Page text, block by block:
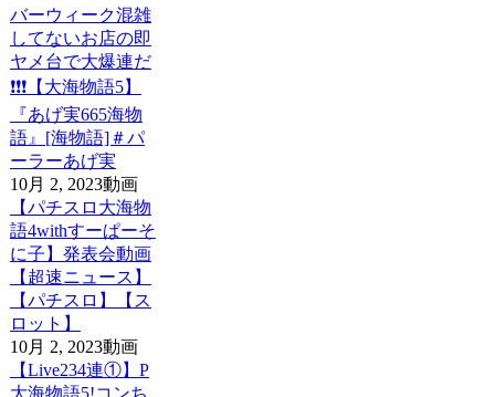
バーウィーク混雑
してないお店の即
ヤメ台で大爆連だ
❗❗❗【大海物語5】
『あげ実665海物
語』[海物語]＃パ
ーラーあげ実
10月 2, 2023動画
【パチスロ大海物
語4withすーぱーそ
に子】発表会動画
【超速ニュース】
【パチスロ】【ス
ロット】
10月 2, 2023動画
【Live234連①】P
大海物語5!コンち